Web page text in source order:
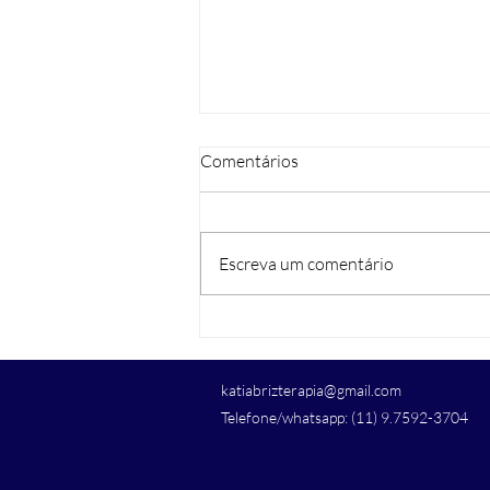
O tempo cura as feridas?
Comentários
Escreva um comentário
katiabrizterapia@gmail.com
Telefone/whatsapp: (11) 9.7592-3704